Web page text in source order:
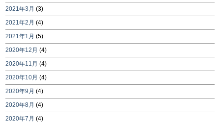
2021年3月 (3)
2021年2月 (4)
2021年1月 (5)
2020年12月 (4)
2020年11月 (4)
2020年10月 (4)
2020年9月 (4)
2020年8月 (4)
2020年7月 (4)